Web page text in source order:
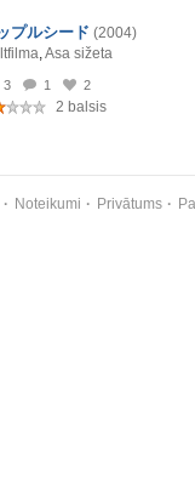
プルシード (2004)
,Asa sižeta
3 1 2
2 balsis
Noteikumi Privātums